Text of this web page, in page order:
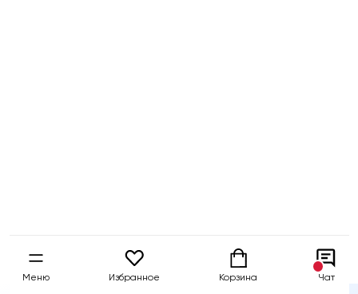
тест-драйв
Гарантия 5
Меню Избранное Корзина Чат